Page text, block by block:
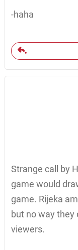
-haha
Strange call by
game would
game. Rijeka
but no way
viewers.